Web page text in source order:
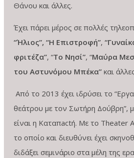
Θάνου και άλλες.
Έχει πάρει μέρος σε πολλές
“Ήλιος”, “Η Επιστροφή”,
φριτέζα”, “Το Νησί”, “Μαύρα
του Αστυνόμου Μπέκα” και
Από το 2013 έχει ιδρύσει το
θεάτρου με τον Σωτήρη Δούβρη”,
είναι η Καταπactή. Με το Theater
το οποίο και διευθύνει έχει
διδάξει σεμινάριο στα μέλη της